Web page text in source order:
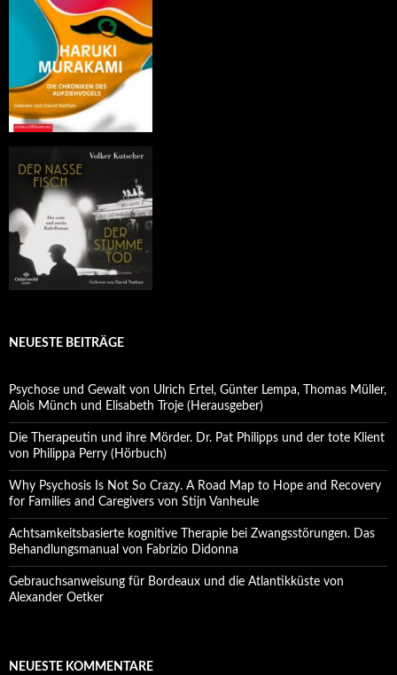
NEUESTE BEITRÄGE
Psychose und Gewalt von Ulrich Ertel, Günter Lempa, Thomas Müller,
Alois Münch und Elisabeth Troje (Herausgeber)
Die Therapeutin und ihre Mörder. Dr. Pat Philipps und der tote Klient
von Philippa Perry (Hörbuch)
Why Psychosis Is Not So Crazy. A Road Map to Hope and Recovery
for Families and Caregivers von Stijn Vanheule
Achtsamkeitsbasierte kognitive Therapie bei Zwangsstörungen. Das
Behandlungsmanual von Fabrizio Didonna
Gebrauchsanweisung für Bordeaux und die Atlantikküste von
Alexander Oetker
NEUESTE KOMMENTARE